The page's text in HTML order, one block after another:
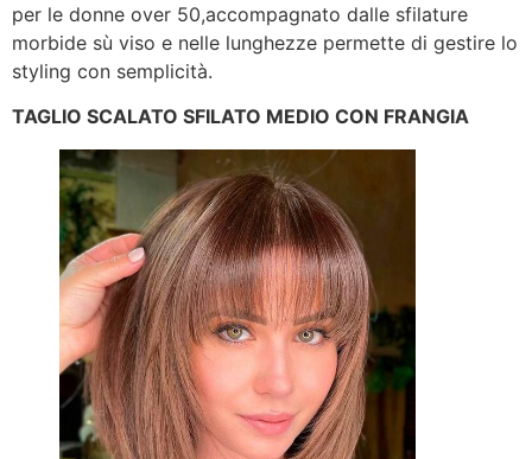
per le donne over 50,accompagnato dalle sfilature
morbide sù viso e nelle lunghezze permette di gestire lo
styling con semplicità.
TAGLIO SCALATO SFILATO MEDIO CON FRANGIA